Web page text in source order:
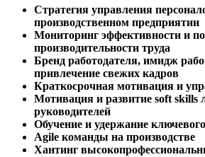
Стратегия управления
производственном предприятии
Мониторинг эффективности и
производительности труда
Бренд работодателя, имидж
привлечение свежих кадров
Краткосрочная мотивация и
Мотивация и развитие soft skills
руководителей
Обучение и удержание
Agile команды на производстве
Хантинг